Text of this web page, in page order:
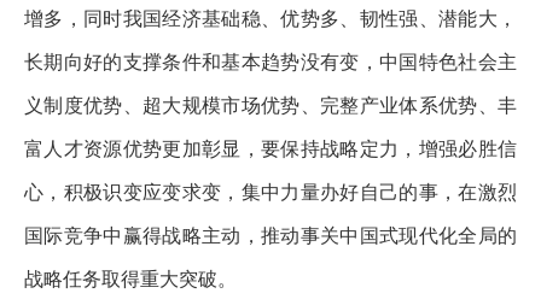
增多，同时我国经济基础稳、优势多、韧性强、潜能大，
长期向好的支撑条件和基本趋势没有变，中国特色社会主
义制度优势、超大规模市场优势、完整产业体系优势、丰
富人才资源优势更加彰显，要保持战略定力，增强必胜信
心，积极识变应变求变，集中力量办好自己的事，在激烈
国际竞争中赢得战略主动，推动事关中国式现代化全局的
战略任务取得重大突破。